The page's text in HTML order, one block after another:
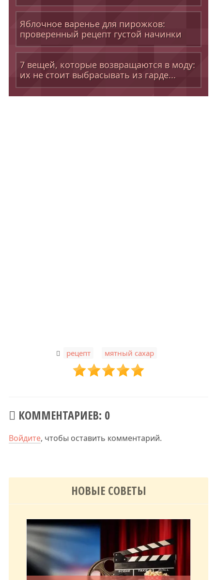
Яблочное варенье для пирожков:
проверенный рецепт густой начинки
7 вещей, которые возвращаются в моду:
их не стоит выбрасывать из гарде...
рецепт мятный сахар
КОММЕНТАРИЕВ: 0
Войдите, чтобы оставить комментарий.
НОВЫЕ СОВЕТЫ